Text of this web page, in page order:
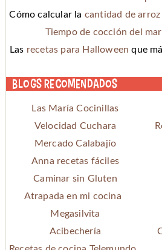
Cómo calcular la cantidad de
Tiempo de cocción del
Las recetas para Halloween que
Blogs recomendados
Las María Cocinillas
Velocidad Cuchara
Mercado Calabajío
Anna recetas fáciles
Caminar sin Gluten
Atrapada en mi cocina
Megasilvita
Acibechería